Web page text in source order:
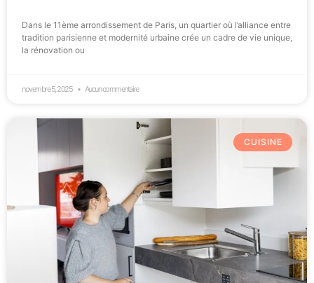
Dans le 11ème arrondissement de Paris, un quartier où l’alliance entre
tradition parisienne et modernité urbaine crée un cadre de vie unique,
la rénovation ou
novembre 5, 2025 Aucun commentaire
CUISINE